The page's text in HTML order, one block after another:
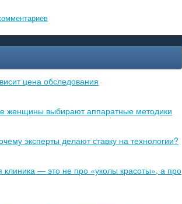
цена обследования
женщины выбирают аппаратные методики
эксперты делают ставку на технологии?
клиника — это не про «уколы красоты», а про